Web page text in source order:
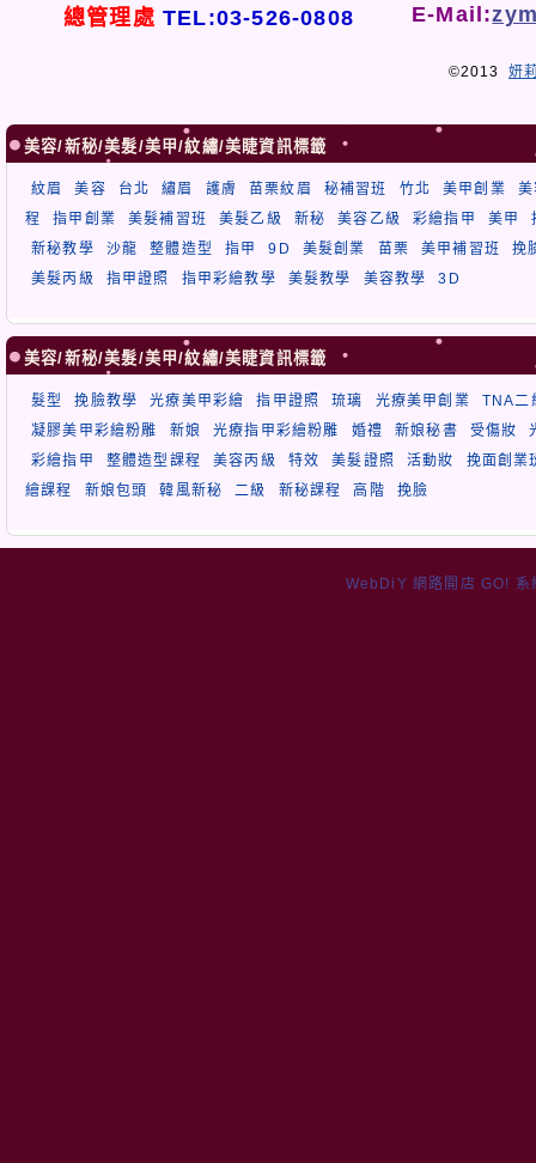
總管理處 TEL:03-526-0808 E-Mail:
©2013 妍
美容/新秘/美髮/美甲/紋繡/美睫資訊標籤
紋眉 美容 台北 繡眉 護膚 苗栗紋眉 秘補習班 竹北 美甲創業
程
指甲創業 美髮補習班 美髮乙級 新秘 美容乙級 彩繪指甲 美甲
新秘教學
沙龍 整體造型 指甲 9D 美髮創業 苗栗 美甲補習班
挽
美髮丙級
指甲證照 指甲彩繪教學 美髮教學 美容教學 3D
美容/新秘/美髮/美甲/紋繡/美睫資訊標籤
髮型 挽臉教學 光療美甲彩繪 指甲證照 琉璃 光療美甲創業
TNA二
凝膠美甲彩繪粉雕
新娘 光療指甲彩繪粉雕 婚禮 新娘秘書 受傷妝
彩繪指甲
整體造型課程 美容丙級 特效 美髮證照 活動妝
挽面創業
繪課程
新娘包頭 韓風新秘 二級 新秘課程 高階 挽臉
WebDiY 網路開店 GO! 系